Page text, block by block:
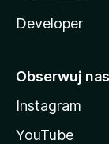
Developer
Obserwuj nas
Instagram
YouTube